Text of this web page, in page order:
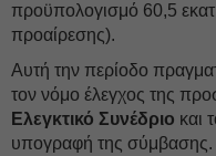
προϋπολογισμό 60,5
προαίρεσης).
Αυτή την περίοδο
τον νόμο έλεγχος της
Ελεγκτικό Συνέδριο και
υπογραφή της σύμβασης.